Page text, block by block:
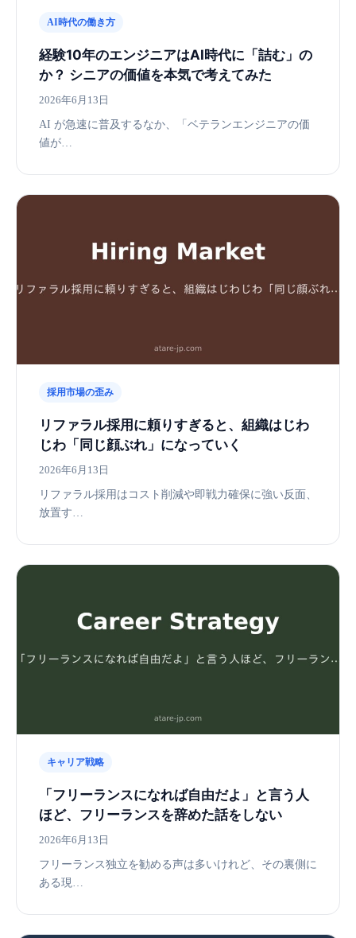
AI時代の働き方
経験10年のエンジニアはAI時代に「詰む」の
か？ シニアの価値を本気で考えてみた
2026年6月13日
AI が急速に普及するなか、「ベテランエンジニアの価
値が…
採用市場の歪み
リファラル採用に頼りすぎると、組織はじわ
じわ「同じ顔ぶれ」になっていく
2026年6月13日
リファラル採用はコスト削減や即戦力確保に強い反面、
放置す…
キャリア戦略
「フリーランスになれば自由だよ」と言う人
ほど、フリーランスを辞めた話をしない
2026年6月13日
フリーランス独立を勧める声は多いけれど、その裏側に
ある現…